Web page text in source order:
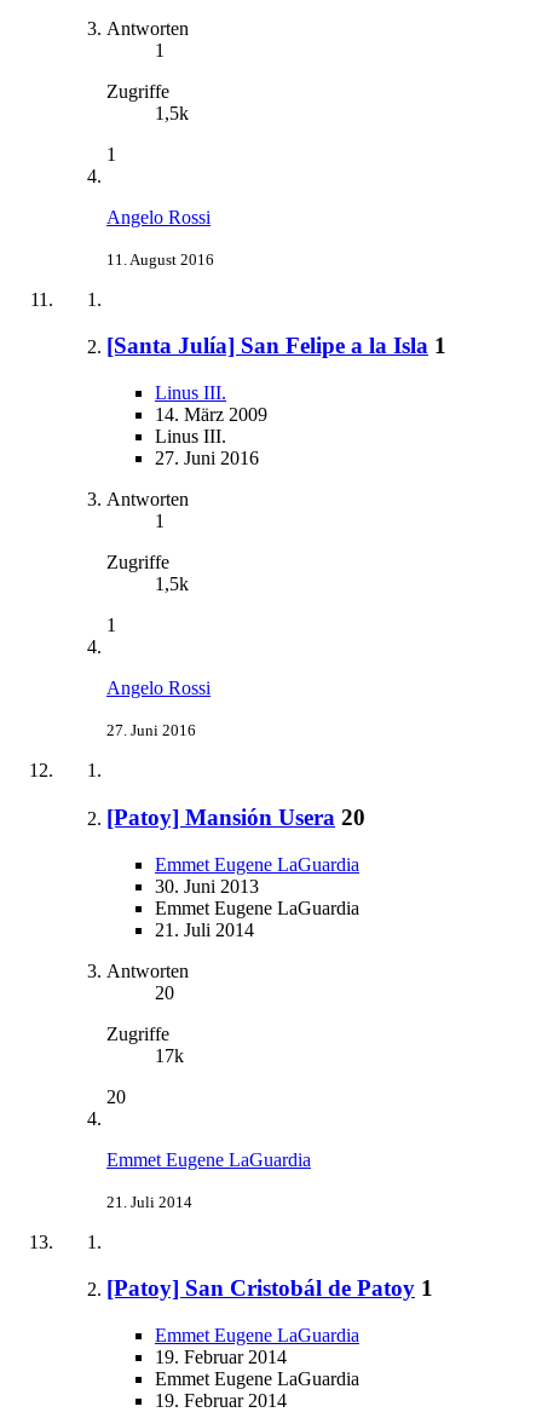
Antworten
1
Zugriffe
1,5k
1
Angelo Rossi
11. August 2016
[Santa Julía] San Felipe a la Isla 1
Linus III.
14. März 2009
Linus III.
27. Juni 2016
Antworten
1
Zugriffe
1,5k
1
Angelo Rossi
27. Juni 2016
[Patoy] Mansión Usera 20
Emmet Eugene LaGuardia
30. Juni 2013
Emmet Eugene LaGuardia
21. Juli 2014
Antworten
20
Zugriffe
17k
20
Emmet Eugene LaGuardia
21. Juli 2014
[Patoy] San Cristobál de Patoy 1
Emmet Eugene LaGuardia
19. Februar 2014
Emmet Eugene LaGuardia
19. Februar 2014